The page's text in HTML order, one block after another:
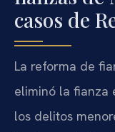
casos de
La reforma de
eliminó la fianza
los delitos